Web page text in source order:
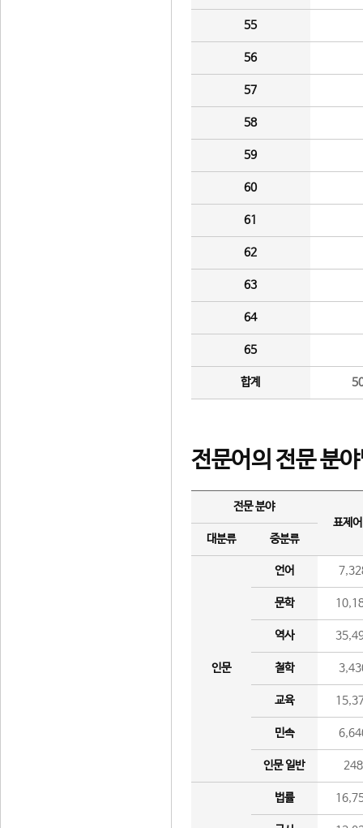
55
56
57
58
59
60
61
62
63
64
65
합계
전문어의 전문 분
전문 분야
표제
대분류
중분류
인문
언어
문학
역사
철학
교육
민속
인문 일반 248
법률